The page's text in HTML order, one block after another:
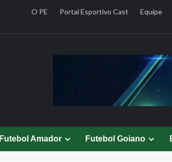
O PE Portal Esportivo Cast Equipe
Futebol Amador Futebol Goiano